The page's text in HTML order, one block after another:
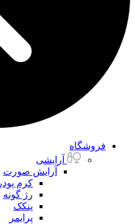
فروشگاه
آرایشی
آرایش صورت
کرم پودر
رژ گونه
پنکک
پرایمر